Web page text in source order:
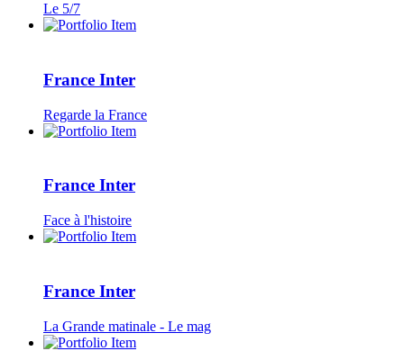
Le 5/7
France Inter
Regarde la France
France Inter
Face à l'histoire
France Inter
La Grande matinale - Le mag